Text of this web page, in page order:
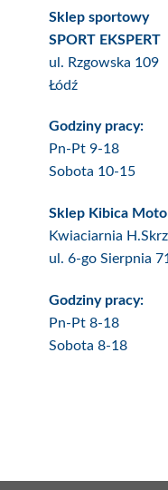
Sklep sportowy
SPORT EKSPERT
ul. Rzgowska 109
Łódź
Godziny pracy:
Pn-Pt 9-18
Sobota 10-15
Sklep Kibica
Kwiaciarnia
ul. 6-go Sierpnia
Godziny pracy:
Pn-Pt 8-18
Sobota 8-18